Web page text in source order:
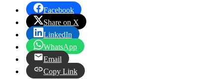
Facebook
Share on X
LinkedIn
WhatsApp
Email
Copy Link